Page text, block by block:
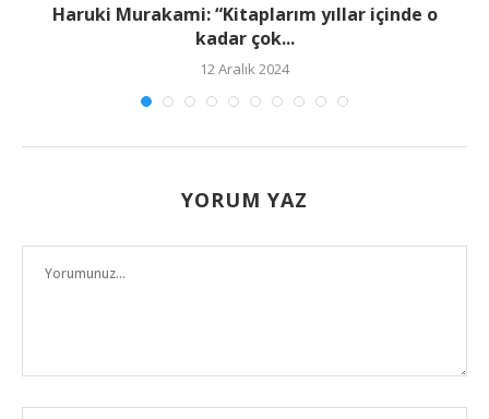
Haruki Murakami: “Kitaplarım yıllar içinde o
kadar çok...
12 Aralık 2024
YORUM YAZ